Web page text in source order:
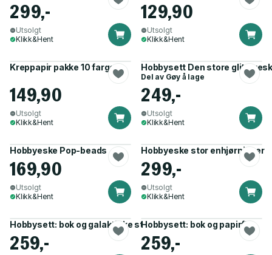
299,-
Utsolgt
Klikk&Hent
129,90
Utsolgt
Klikk&Hent
Kreppapir pakke 10 farger
149,90
Utsolgt
Klikk&Hent
Hobbysett Den store
Del av Gøy å lage
249,-
Utsolgt
Klikk&Hent
Hobbyeske Pop-beads
169,90
Utsolgt
Klikk&Hent
Hobbyeske stor enhjørninger
299,-
Utsolgt
Klikk&Hent
Hobbysett: bok og galaktiske steiner
259,-
Hobbysett: bok og papirfly
259,-